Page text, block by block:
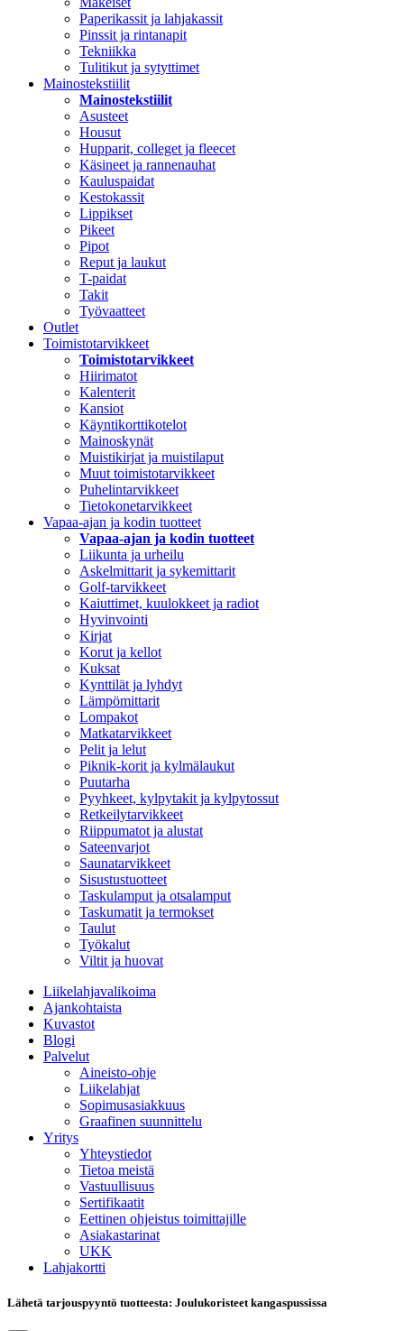
Paperikassit ja lahjakassit
Pinssit ja rintanapit
Tekniikka
Tulitikut ja sytyttimet
Mainostekstiilit
Mainostekstiilit
Asusteet
Housut
Hupparit, colleget ja fleecet
Käsineet ja rannenauhat
Kauluspaidat
Kestokassit
Lippikset
Pikeet
Pipot
Reput ja laukut
T-paidat
Takit
Työvaatteet
Outlet
Toimistotarvikkeet
Toimistotarvikkeet
Hiirimatot
Kalenterit
Kansiot
Käyntikorttikotelot
Mainoskynät
Muistikirjat ja muistilaput
Muut toimistotarvikkeet
Puhelintarvikkeet
Tietokonetarvikkeet
Vapaa-ajan ja kodin tuotteet
Vapaa-ajan ja kodin tuotteet
Liikunta ja urheilu
Askelmittarit ja sykemittarit
Golf-tarvikkeet
Kaiuttimet, kuulokkeet ja radiot
Hyvinvointi
Kirjat
Korut ja kellot
Kuksat
Kynttilät ja lyhdyt
Lämpömittarit
Lompakot
Matkatarvikkeet
Pelit ja lelut
Piknik-korit ja kylmälaukut
Puutarha
Pyyhkeet, kylpytakit ja kylpytossut
Retkeilytarvikkeet
Riippumatot ja alustat
Sateenvarjot
Saunatarvikkeet
Sisustustuotteet
Taskulamput ja otsalamput
Taskumatit ja termokset
Taulut
Työkalut
Viltit ja huovat
Liikelahjavalikoima
Ajankohtaista
Kuvastot
Blogi
Palvelut
Aineisto-ohje
Liikelahjat
Sopimusasiakkuus
Graafinen suunnittelu
Yritys
Yhteystiedot
Tietoa meistä
Vastuullisuus
Sertifikaatit
Eettinen ohjeistus toimittajille
Asiakastarinat
UKK
Lahjakortti
Lähetä tarjouspyyntö tuotteesta: Joulukoristeet kangaspussissa